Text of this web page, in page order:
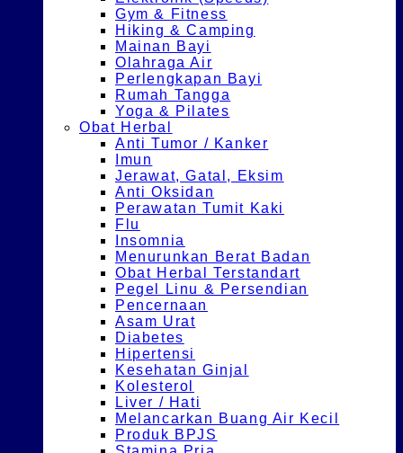
Gym & Fitness
Hiking & Camping
Mainan Bayi
Olahraga Air
Perlengkapan Bayi
Rumah Tangga
Yoga & Pilates
Obat Herbal
Anti Tumor / Kanker
Imun
Jerawat, Gatal, Eksim
Anti Oksidan
Perawatan Tumit Kaki
Flu
Insomnia
Menurunkan Berat Badan
Obat Herbal Terstandart
Pegel Linu & Persendian
Pencernaan
Asam Urat
Diabetes
Hipertensi
Kesehatan Ginjal
Kolesterol
Liver / Hati
Melancarkan Buang Air Kecil
Produk BPJS